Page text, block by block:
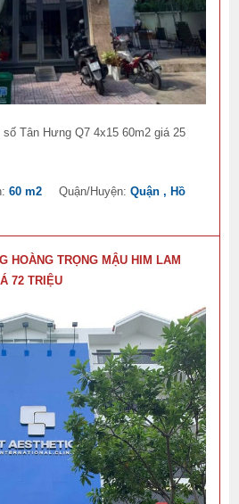
Tân Hưng Q7 4x15 60m2 giá 25
60 m2 Quận/Huyện:Quận , Hồ
HOÀNG TRỌNG MẬU HIM LAM
72 TRIỆU